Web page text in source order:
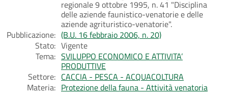
regionale 9 ottobre 1995, n. 41 "Disciplina
delle aziende faunistico-venatorie e delle
aziende agrituristico-venatorie".
Pubblicazione: (B.U. 16 febbraio 2006, n. 20)
Stato: Vigente
Tema: SVILUPPO ECONOMICO E ATTIVITA’
PRODUTTIVE
Settore: CACCIA - PESCA - ACQUACOLTURA
Materia: Protezione della fauna - Attività venatoria